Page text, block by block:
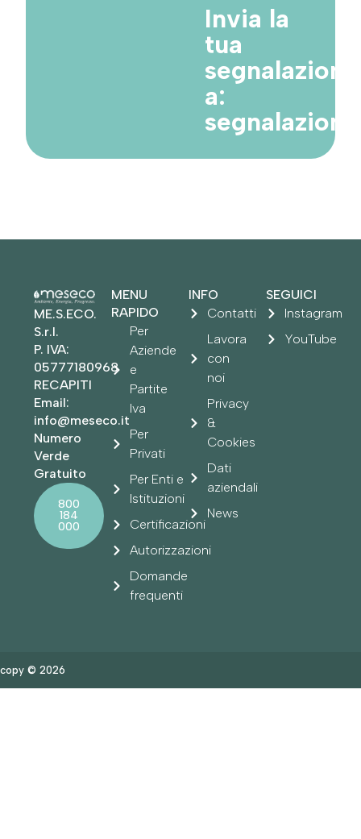
Invia la
tua
segnalazione
a:
ME.S.ECO.
S.r.l.
P. IVA:
05777180968
RECAPITI
Email:
info@meseco.it
Numero
Verde
Gratuito
800
184
000
MENU
RAPIDO
Per
Aziende
e
Partite
Iva
Per
Privati
Per Enti e
Istituzioni
Certificazioni
Autorizzazioni
Domande
frequenti
INFO
Contatti
Lavora
con
noi
Privacy
&
Cookies
Dati
aziendali
News
SEGUICI
Instagram
YouTube
copy © 2026